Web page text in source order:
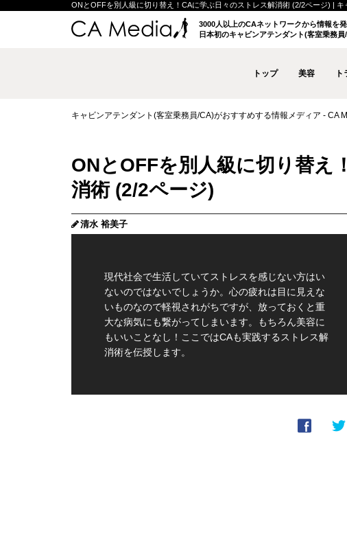
ONとOFFを別人級に切り替え！CAに学ぶ日々のストレス解消術 (2/2ページ) |
3000人以上のCAネットワークから情報を発
日本初のキャビンアテンダント(客室乗務
トップ 美容
キャビンアテンダント(客室乗務員/CA)がおすすめする情報メディア - CA
ONとOFFを別人級に切り替え
消術 (2/2ページ)
清水 裕美子
現代社会で生活していてストレスを感じない方はい
ないのではないでしょうか。心の疲れは目に見えな
いものなので軽視されがちですが、放っておくと重
大な病気にも繋がってしまいます。もちろん美容に
もいいことなし！ここではCAも実践するストレス解
消術を伝授します。